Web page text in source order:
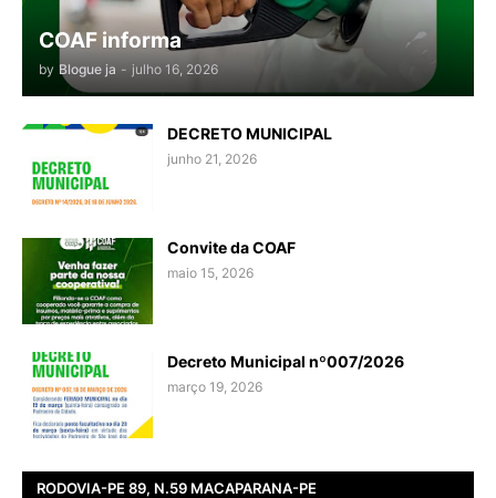
COAF informa
by Blogue ja - julho 16, 2026
DECRETO MUNICIPAL
junho 21, 2026
Convite da COAF
maio 15, 2026
Decreto Municipal nº007/2026
março 19, 2026
RODOVIA-PE 89, N.59 MACAPARANA-PE